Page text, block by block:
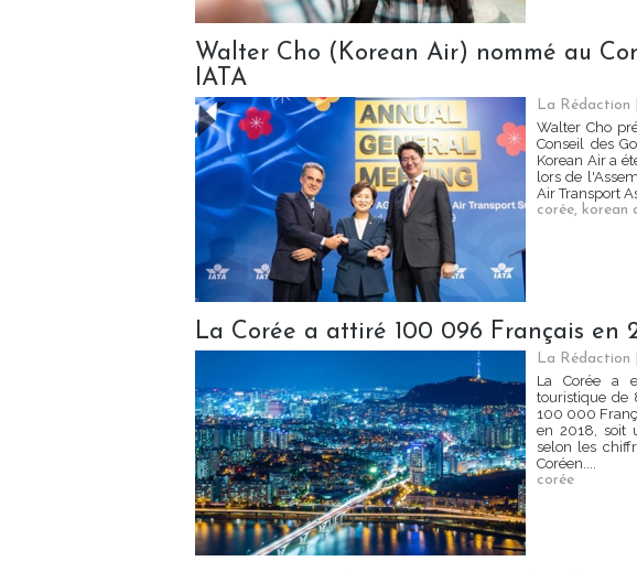
Walter Cho (Korean Air) nommé au
IATA
La Rédaction
Walter Cho
Conseil des
Korean Air a
lors de
Air Transport
corée, korean
La Corée a attiré 100 096 Français en
La Rédaction
La Corée a
touristique de
100 000
en 2018, soit
selon les
Coréen....
corée